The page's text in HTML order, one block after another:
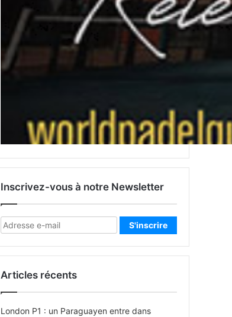
Inscrivez-vous à notre Newsletter
Articles récents
London P1 : un Paraguayen entre dans